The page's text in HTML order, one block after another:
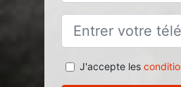
J'accepte les